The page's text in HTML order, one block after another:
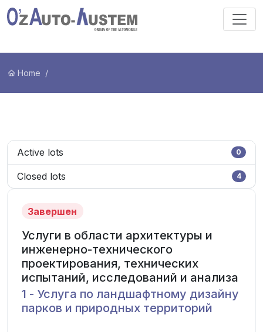
Home
Active lots 0
Closed lots 4
Завершен
Услуги в области архитектуры и
инженерно-технического
проектирования, технических
испытаний, исследований и анализа
1 - Услуга по ландшафтному дизайну
парков и природных территорий